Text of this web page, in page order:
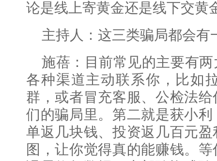
论是线上寄黄金还是线下交黄
主持人：这三类骗局都会
施蓓：目前常见的主要有
各种渠道主动联系你，比如
群，或者冒充客服、公检法
们的骗局里。第二就是获小
单返几块钱、投资返几百元
图，让你觉得真的能赚钱。